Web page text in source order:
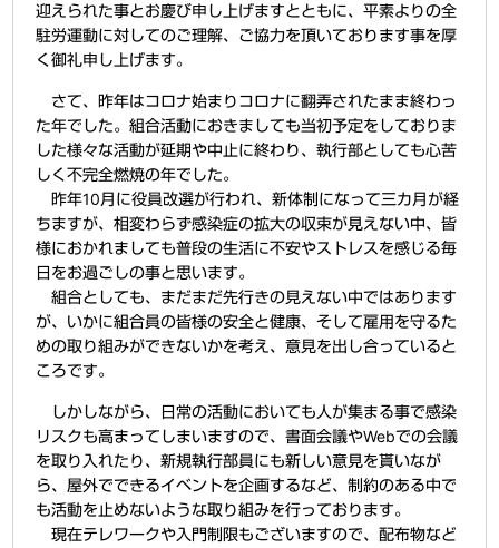
迎えられた事とお慶び申し上げますとともに、平素よりの全
駐労運動に対してのご理解、ご協力を頂いております事を厚
く御礼申し上げます。
さて、昨年はコロナ始まりコロナに翻弄されたまま終わっ
た年でした。組合活動におきましても当初予定をしておりま
した様々な活動が延期や中止に終わり、執行部としても心苦
しく不完全燃焼の年でした。
昨年10月に役員改選が行われ、新体制になって三カ月が経
ちますが、相変わらず感染症の拡大の収束が見えない中、皆
様におかれましても普段の生活に不安やストレスを感じる毎
日をお過ごしの事と思います。
組合としても、まだまだ先行きの見えない中ではあります
が、いかに組合員の皆様の安全と健康、そして雇用を守るた
めの取り組みができないかを考え、意見を出し合っていると
ころです。
しかしながら、日常の活動においても人が集まる事で感染
リスクも高まってしまいますので、書面会議やWebでの会議
を取り入れたり、新規執行部員にも新しい意見を貰いなが
ら、屋外でできるイベントを企画するなど、制約のある中で
も活動を止めないような取り組みを行っております。
現在テレワークや入門制限もございますので、配布物など